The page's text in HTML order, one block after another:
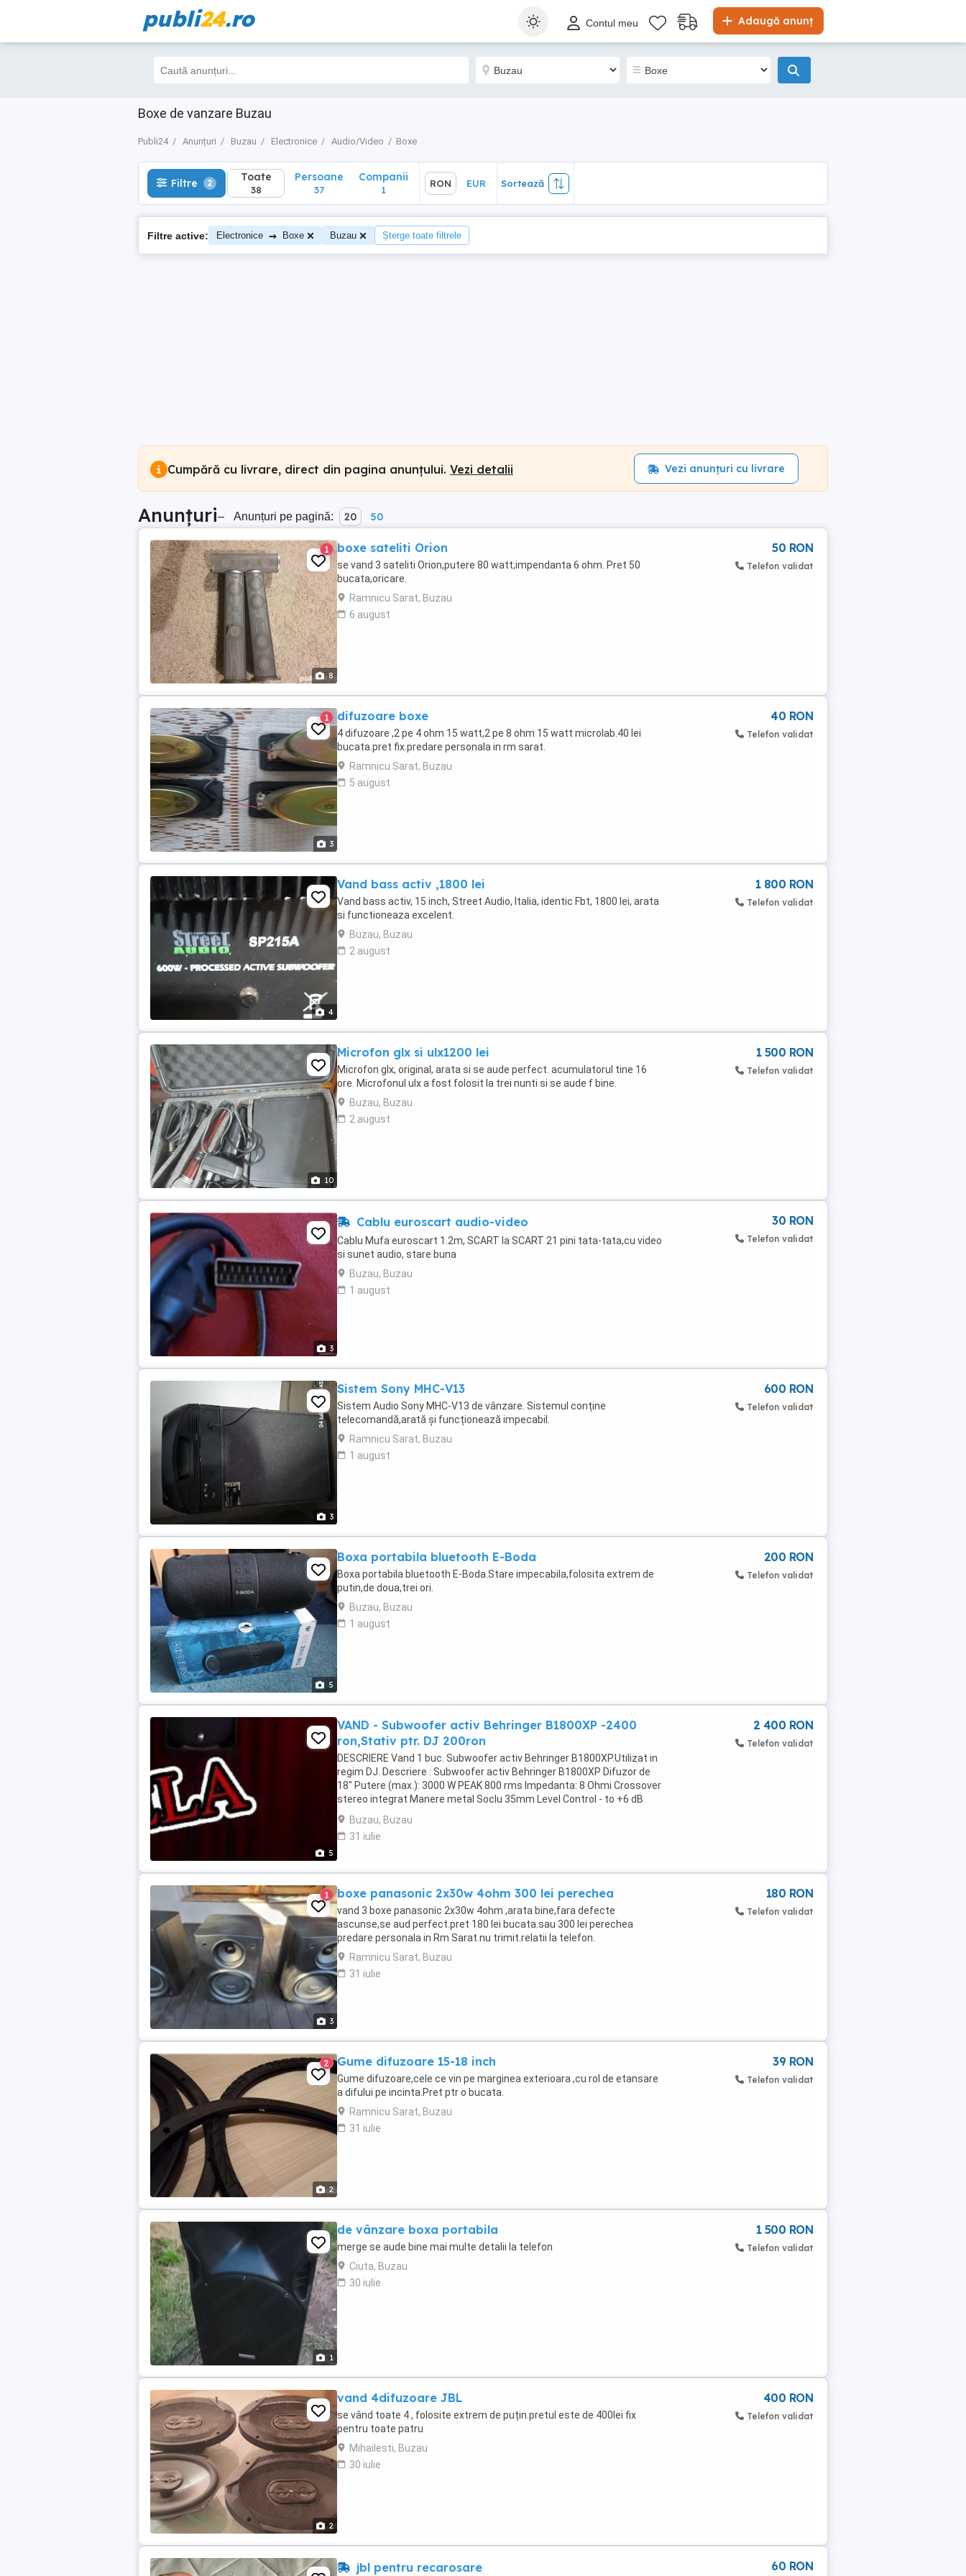
publi24.ro Adaugă anunț
Contul meu
Boxe de vanzare Buzau
Publi24 Anunțuri Buzau Electronice Audio/Video Boxe
Filtre 2 Toate
38
Sortează
Filtre 2 Toate
38
Persoane
37
Companii
1
RON EUR Sortează
Filtre active: Electronice → Boxe Buzau Șterge toate filtrele
Cumpără cu livrare, direct din pagina anunțului. Vezi detalii Vezi anunțuri cu livrare
Anunțuri– Anunțuri pe pagină: 20 50
8
1 boxe sateliti Orion
se vand 3 sateliti Orion,putere 80 watt,impendanta 6 ohm. Pret 50
bucata,oricare.
Ramnicu Sarat, Buzau
6 august
50 RON
Telefon validat
3
1 difuzoare boxe
4 difuzoare ,2 pe 4 ohm 15 watt,2 pe 8 ohm 15 watt microlab.40 lei
bucata.pret fix.predare personala in rm sarat.
Ramnicu Sarat, Buzau
5 august
40 RON
Telefon validat
4
Vand bass activ ,1800 lei
Vand bass activ, 15 inch, Street Audio, Italia, identic Fbt, 1800 lei, arata
si functioneaza excelent.
Buzau, Buzau
2 august
1 800 RON
Telefon validat
10
Microfon glx si ulx1200 lei
Microfon glx, original, arata si se aude perfect. acumulatorul tine 16
ore. Microfonul ulx a fost folosit la trei nunti si se aude f bine.
Buzau, Buzau
2 august
1 500 RON
Telefon validat
3
Cablu euroscart audio-video
Cablu Mufa euroscart 1.2m, SCART la SCART 21 pini tata-tata,cu video
si sunet audio, stare buna
Buzau, Buzau
1 august
30 RON
Telefon validat
3
Sistem Sony MHC-V13
Sistem Audio Sony MHC-V13 de vânzare. Sistemul conține
telecomandă,arată și funcționează impecabil.
Ramnicu Sarat, Buzau
1 august
600 RON
Telefon validat
5
Boxa portabila bluetooth E-Boda
Boxa portabila bluetooth E-Boda.Stare impecabila,folosita extrem de
putin,de doua,trei ori.
Buzau, Buzau
1 august
200 RON
Telefon validat
5
VAND - Subwoofer activ Behringer B1800XP -2400
ron,Stativ ptr. DJ 200ron
DESCRIERE Vand 1 buc. Subwoofer activ Behringer B1800XP.Utilizat in
regim DJ. Descriere : Subwoofer activ Behringer B1800XP Difuzor de
18" Putere (max.): 3000 W PEAK 800 rms Impedanta: 8 Ohmi Crossover
stereo integrat Manere metal Soclu 35mm Level Control - to +6 dB
Frecventa boost: 40 - 90 High Cut ...
Buzau, Buzau
31 iulie
2 400 RON
Telefon validat
3
1 boxe panasonic 2x30w 4ohm 300 lei perechea
vand 3 boxe panasonic 2x30w 4ohm ,arata bine,fara defecte
ascunse,se aud perfect.pret 180 lei bucata.sau 300 lei perechea
predare personala in Rm Sarat.nu trimit.relatii la telefon.
Ramnicu Sarat, Buzau
31 iulie
180 RON
Telefon validat
2
2 Gume difuzoare 15-18 inch
Gume difuzoare,cele ce vin pe marginea exterioara ,cu rol de etansare
a difului pe incinta.Pret ptr o bucata.
Ramnicu Sarat, Buzau
31 iulie
39 RON
Telefon validat
1
de vânzare boxa portabila
merge se aude bine mai multe detalii la telefon
Ciuta, Buzau
30 iulie
1 500 RON
Telefon validat
2
vand 4difuzoare JBL
se vând toate 4 , folosite extrem de puțin.pretul este de 400lei fix
pentru toate patru
Mihailesti, Buzau
30 iulie
400 RON
Telefon validat
jbl pentru recarosare 60 RON